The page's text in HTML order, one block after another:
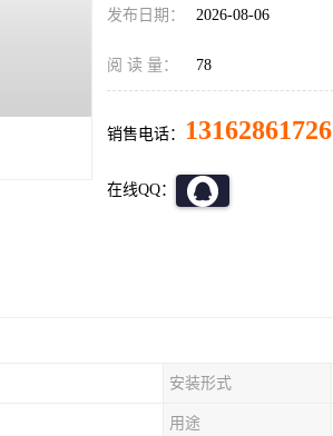
发布日期： 2026-08-06
阅 读 量： 78
销售电话： 13162861726
在线QQ：
安装形式
用途